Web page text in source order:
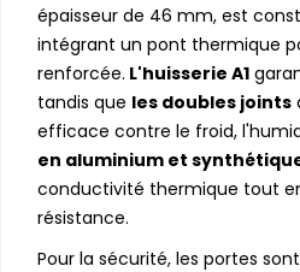
épaisseur de 46 mm, est
intégrant un pont thermique
renforcée. L'huisserie A1
tandis que les doubles joints
efficace contre le froid,
en aluminium et
conductivité thermique tout
résistance.
Pour la sécurité, les portes